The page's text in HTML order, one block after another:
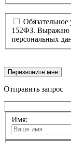
Обязательное
152ФЗ. Выражаю
персональных
Перезвоните мне
Отправить запрос
Имя: